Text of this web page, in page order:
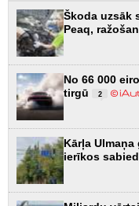
Škoda uzsāk
Peaq,
No 66 000
tirgū
2
Kārļa
ierīkos